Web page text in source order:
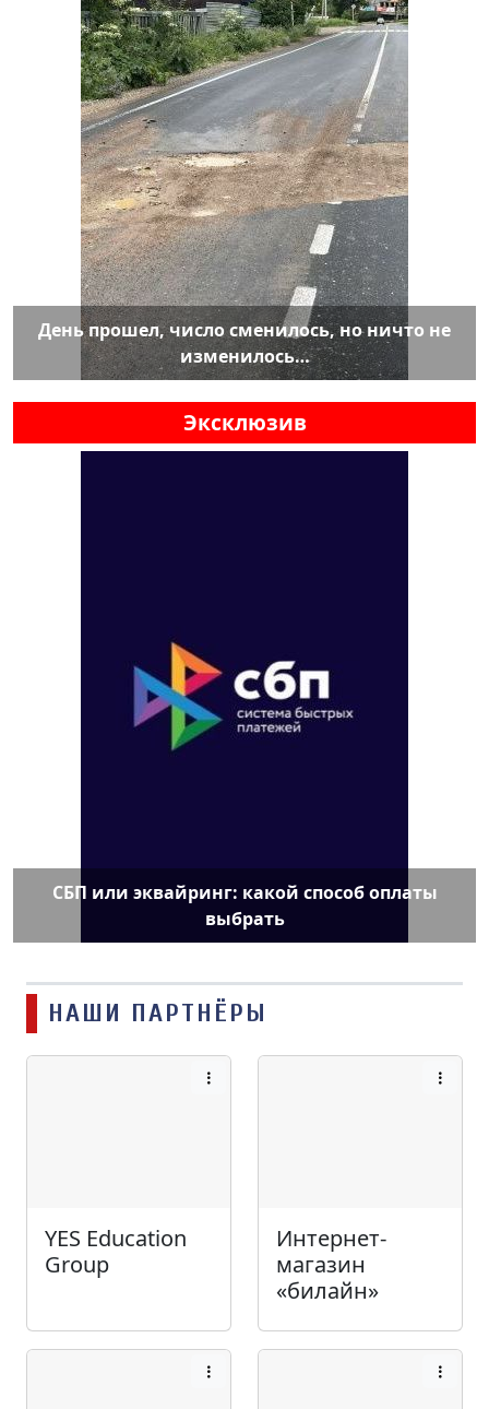
День прошел, число сменилось, но ничто не
изменилось…
Эксклюзив
СБП или эквайринг: какой способ оплаты
выбрать
НАШИ ПАРТНЁРЫ
YES Education
Group
Интернет-
магазин
«билайн»